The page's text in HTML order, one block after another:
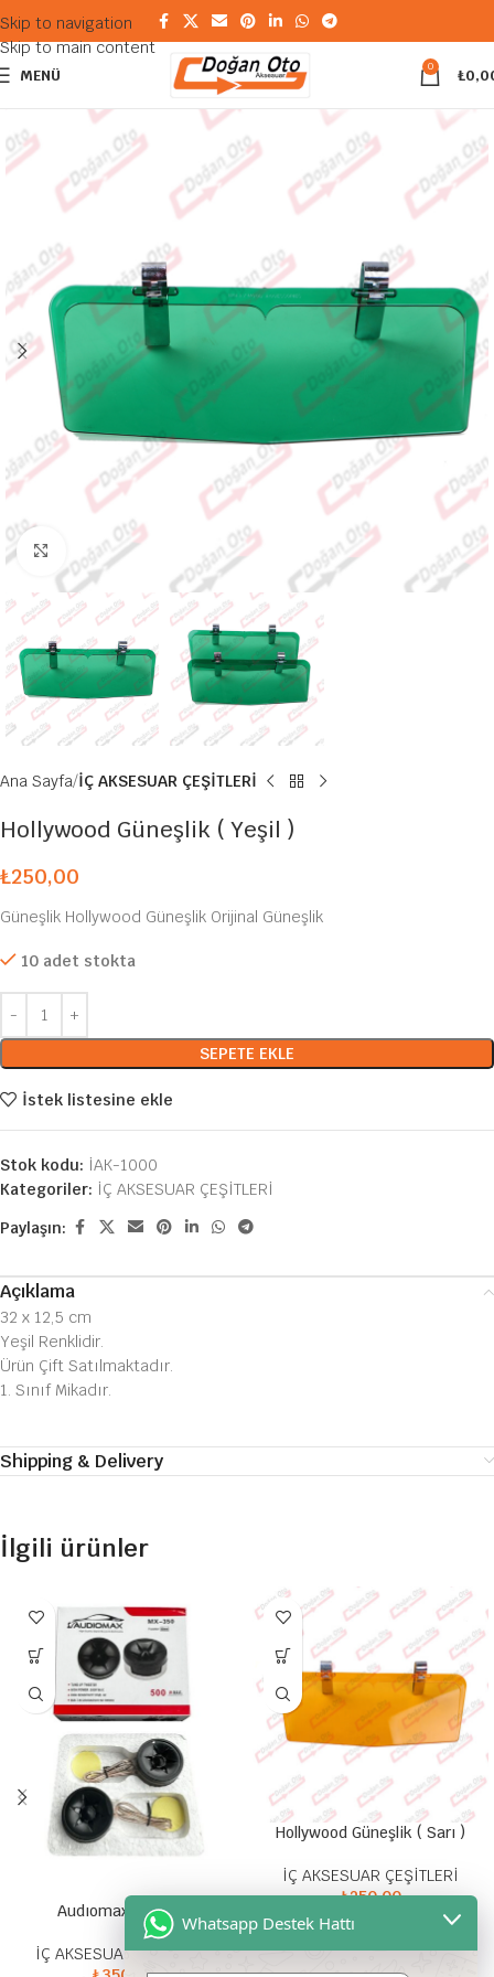
Skip to navigation
Skip to main content
MENÜ 0 ₺
Büyütmek için tıklayın
Ana Sayfa İÇ AKSESUAR ÇEŞİTLERİ
Hollywood Güneşlik ( Yeşil )
₺250,00
Güneşlik Hollywood Güneşlik Orijinal Güneşlik
10 adet stokta
SEPETE EKLE
İstek listesine ekle
Stok kodu: İAK-1000
Kategoriler: İÇ AKSESUAR ÇEŞİTLERİ
Paylaşın:
Açıklama
32 x 12,5 cm
Yeşil Renklidir.
Ürün Çift Satılmaktadır.
1. Sınıf Mikadır.
Shipping & Delivery
İlgili ürünler
Audıomax MX-350
İÇ AKSESUAR ÇEŞİTLERİ
Hollywood Güneşlik ( Sarı )
İÇ AKSESUAR ÇEŞİTLERİ
₺250,00
Orijinal Güneşlik
Whatsapp Destek Hattı